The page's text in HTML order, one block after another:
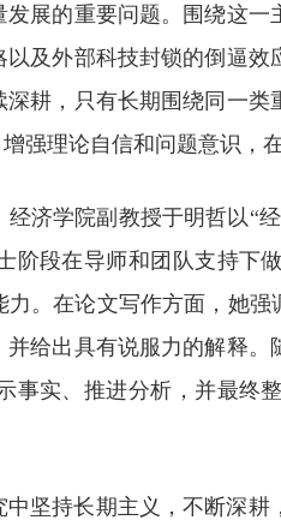
展的重要问题。围绕这
及外部科技封锁的倒逼
耕，只有长期围绕同一
强理论自信和问题意识，
济学院副教授于明哲以“
段在导师和团队支持下
。在论文写作方面，她
给出具有说服力的解释
实、推进分析，并最终
坚持长期主义，不断深